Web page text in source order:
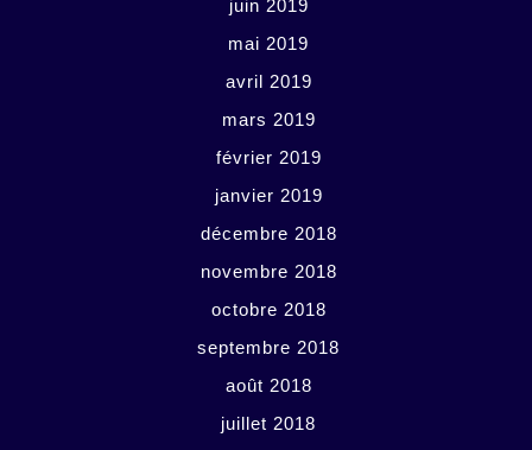
juin 2019
mai 2019
avril 2019
mars 2019
février 2019
janvier 2019
décembre 2018
novembre 2018
octobre 2018
septembre 2018
août 2018
juillet 2018